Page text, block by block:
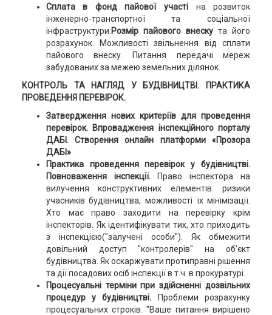
Сплата в фонд пайової участі на розвиток
інженерно-транспортної та соціальної
інфраструктури. Розмір пайового внескута його
розрахунок. Можливості звільнення від сплати
пайового внеску. Питання передачі мереж
забудованих за межею земельних ділянок.
КОНТРОЛЬ ТА НАГЛЯД У БУДІВНИЦТВІ. ПРАКТИКА
ПРОВЕДЕННЯ ПЕРЕВІРОК.
Затвердження нових критеріїв для проведення
перевірок. Впровадження інспекційного порталу
ДАБІ. Створення онлайн платформи «Прозора
ДАБІ»
Практика проведення перевірок у будівництві.
Повноваження інспекції. Право інспектора на
вилучення конструктивних елементів: ризики
учасників будівництва, можливості їх мінімізації.
Хто має право заходити на перевірку крім
інспекторів. Як ідентифікувати тих, хто приходить
з інспекцією("залучені особи"). Як обмежити
довільний доступ "контролерів" на об'єкт
будівництва. Як оскаржувати протиправні рішення
та дії посадових осіб інспекції в т.ч. в прокуратурі.
Процесуальні терміни при здійсненні дозвільних
процедур у будівництві. Проблеми розрахунку
процесуальних строків. "Ваше питання вирішено